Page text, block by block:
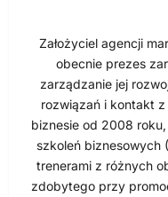
Założyciel agencji
obecnie prezes
zarządzanie jej
rozwiązań i kontakt
biznesie od 2008
szkoleń biznesowych
trenerami z różnych
zdobytego przy